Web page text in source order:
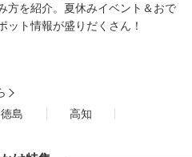
方を紹介。夏休みイベント＆おで
ット情報が盛りだくさん！
徳島 高知